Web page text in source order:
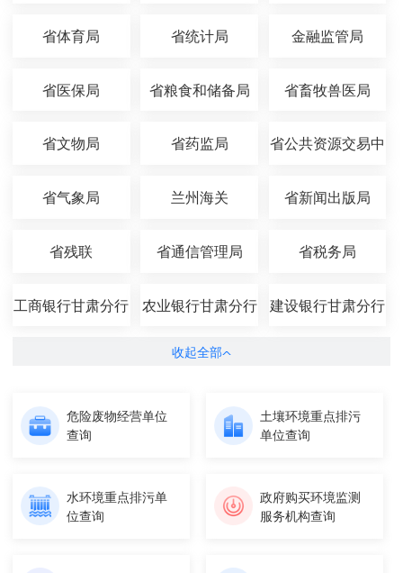
省体育局 省统计局 金融监管局
省医保局 省粮食和储备局 省畜牧兽医局
省文物局 省药监局 省公共资源交易中
省气象局 兰州海关 省新闻出版局
省残联 省通信管理局 省税务局
工商银行甘肃分行 农业银行甘肃分行 建设银行甘肃分行
收起全部
危险废物经营单位
查询
土壤环境重点排污
单位查询
水环境重点排污单
位查询
政府购买环境监测
服务机构查询